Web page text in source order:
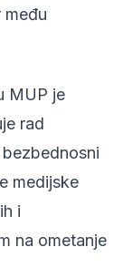
među
MUP je
rad
medijske
i
na ometanje